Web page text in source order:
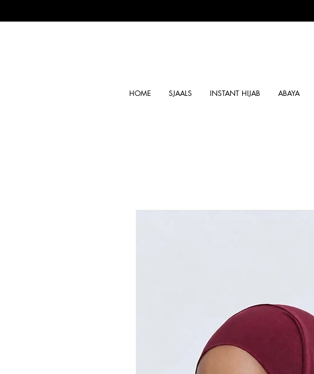
HOME SJAALS INSTANT HIJAB ABAYA